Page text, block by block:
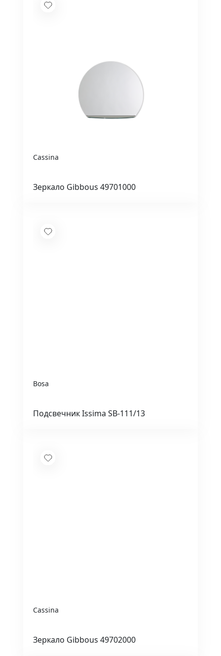
Cassina
Зеркало Gibbous 49701000
Bosa
Подсвечник Issima SB-111/13
Cassina
Зеркало Gibbous 49702000